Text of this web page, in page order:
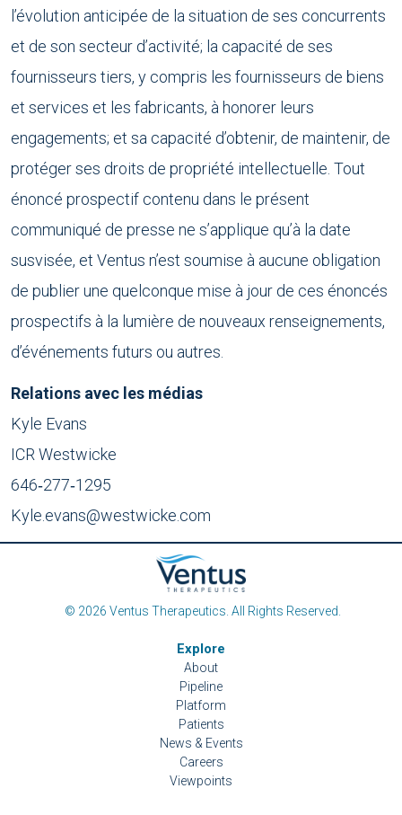
l’évolution anticipée de la situation de ses concurrents
et de son secteur d’activité; la capacité de ses
fournisseurs tiers, y compris les fournisseurs de biens
et services et les fabricants, à honorer leurs
engagements; et sa capacité d’obtenir, de maintenir, de
protéger ses droits de propriété intellectuelle. Tout
énoncé prospectif contenu dans le présent
communiqué de presse ne s’applique qu’à la date
susvisée, et Ventus n’est soumise à aucune obligation
de publier une quelconque mise à jour de ces énoncés
prospectifs à la lumière de nouveaux renseignements,
d’événements futurs ou autres.
Relations avec les médias
Kyle Evans
ICR Westwicke
646‑277‑1295
Kyle.evans@westwicke.com
© 2026 Ventus Therapeutics. All Rights Reserved.
Explore
About
Pipeline
Platform
Patients
News & Events
Careers
Viewpoints